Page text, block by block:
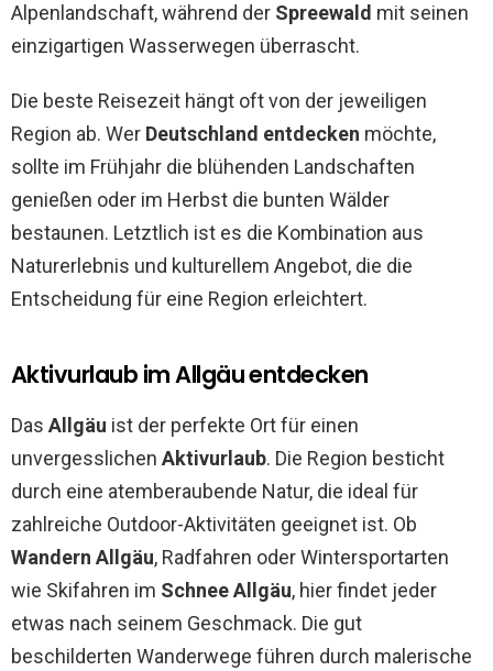
Alpenlandschaft, während der Spreewald mit seinen
einzigartigen Wasserwegen überrascht.
Die beste Reisezeit hängt oft von der jeweiligen
Region ab. Wer Deutschland entdecken möchte,
sollte im Frühjahr die blühenden Landschaften
genießen oder im Herbst die bunten Wälder
bestaunen. Letztlich ist es die Kombination aus
Naturerlebnis und kulturellem Angebot, die die
Entscheidung für eine Region erleichtert.
Aktivurlaub im Allgäu entdecken
Das Allgäu ist der perfekte Ort für einen
unvergesslichen Aktivurlaub. Die Region besticht
durch eine atemberaubende Natur, die ideal für
zahlreiche Outdoor-Aktivitäten geeignet ist. Ob
Wandern Allgäu, Radfahren oder Wintersportarten
wie Skifahren im Schnee Allgäu, hier findet jeder
etwas nach seinem Geschmack. Die gut
beschilderten Wanderwege führen durch malerische